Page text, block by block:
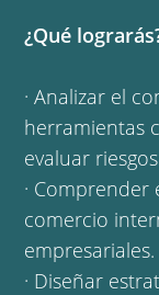
¿Qué
· Analizar el
herramientas
evaluar
·
comercio
empresariales.
· Diseñar